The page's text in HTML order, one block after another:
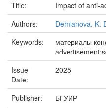
Title:
Impact of anti-
Authors:
Demianova, K.
Keywords:
материалы
Issue
Date:
2025
Publisher:
БГУИР